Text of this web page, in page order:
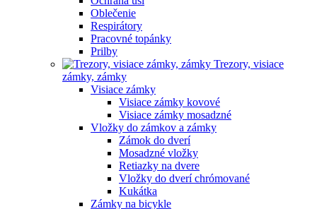
Oblečenie
Respirátory
Pracovné topánky
Prilby
Trezory, visiace
zámky, zámky
Visiace zámky
Visiace zámky kovové
Visiace zámky mosadzné
Vložky do zámkov a zámky
Zámok do dverí
Mosadzné vložky
Retiazky na dvere
Vložky do dverí chrómované
Kukátka
Zámky na bicykle